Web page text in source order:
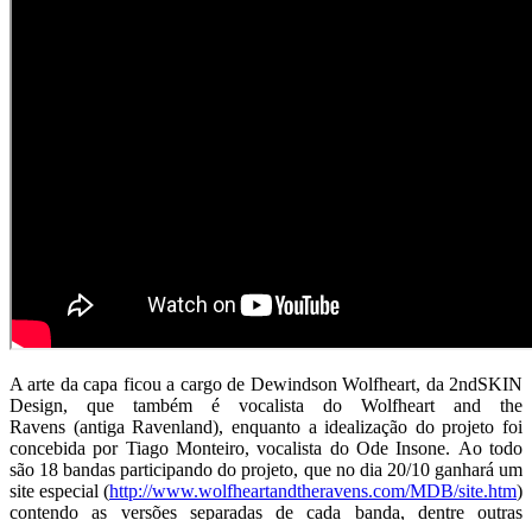
A arte da capa ficou a cargo de Dewindson Wolfheart, da 2ndSKIN
Design, que também é vocalista do Wolfheart and the
Ravens (antiga Ravenland), enquanto a idealização do projeto foi
concebida por Tiago Monteiro, vocalista do Ode Insone. Ao todo
são 18 bandas participando do projeto, que no dia 20/10 ganhará um
site especial (http://www.wolfheartandtheravens.com/MDB/site.htm)
contendo as versões separadas de cada banda, dentre outras